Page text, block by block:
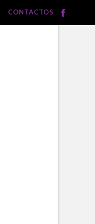
CONTACTOS